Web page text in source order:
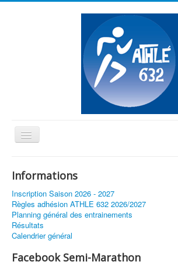
Basculer
la
Vous êtes ici :
Lancement pré-inscription au club pour la
Informations
Inscription Saison 2026 - 2027
Règles adhésion ATHLE 632 2026/2027
Planning général des entrainements
Résultats
Calendrier général
Facebook Semi-Marathon